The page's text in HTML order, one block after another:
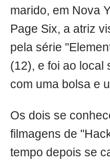
marido, em Nova
Page Six, a atriz
pela série
(12), e foi ao local
com uma bolsa e
Os dois se
filmagens de
tempo depois se